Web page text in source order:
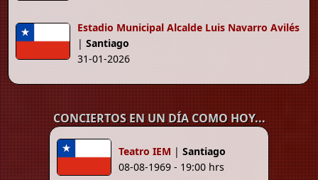
Estadio Municipal Alcalde Luis Navarro Avilés
| Santiago
31-01-2026
CONCIERTOS EN UN DÍA COMO HOY...
Teatro IEM | Santiago
08-08-1969 - 19:00 hrs